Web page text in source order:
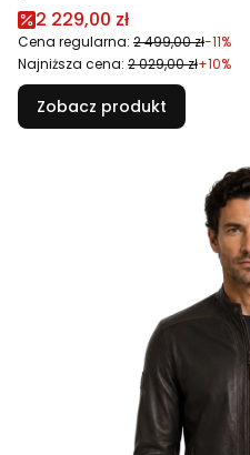
Cena promocyjna
2 229,00 zł
Cena regularna: 2 499,00 zł-11%
Najniższa cena: 2 029,00 zł+10%
Zobacz produkt